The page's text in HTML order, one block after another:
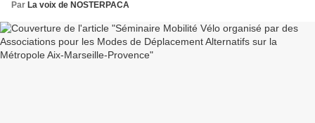
Par La voix de NOSTERPACA